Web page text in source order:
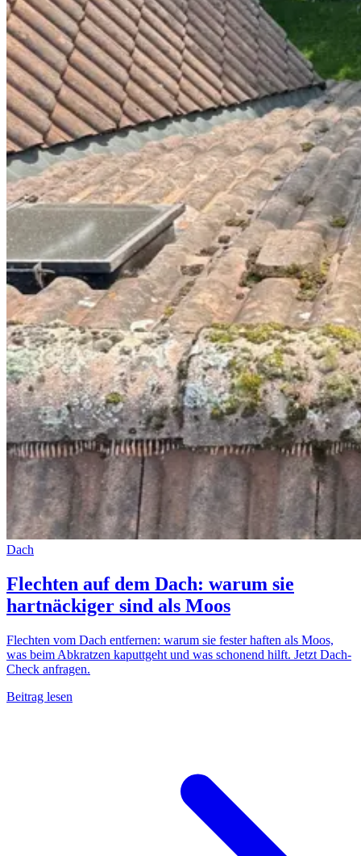
Dach
Flechten auf dem Dach: warum sie
hartnäckiger sind als Moos
Flechten vom Dach entfernen: warum sie fester haften als Moos,
was beim Abkratzen kaputtgeht und was schonend hilft. Jetzt Dach-
Check anfragen.
Beitrag lesen